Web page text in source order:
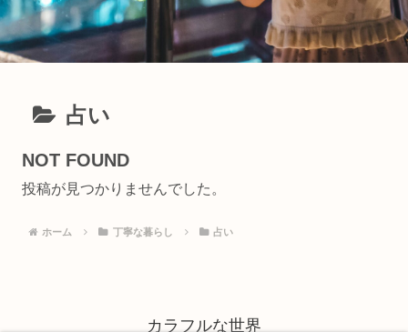
占い
NOT FOUND
投稿が見つかりませんでした。
ホーム 丁寧な暮らし 占い
カラフルな世界